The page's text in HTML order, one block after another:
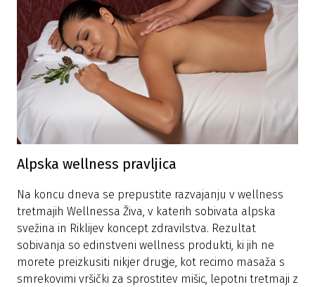
Alpska wellness pravljica
Na koncu dneva se prepustite razvajanju v wellness
tretmajih Wellnessa Živa, v katerih sobivata alpska
svežina in Riklijev koncept zdravilstva. Rezultat
sobivanja so edinstveni wellness produkti, ki jih ne
morete preizkusiti nikjer drugje, kot recimo masaža s
smrekovimi vršički za sprostitev mišic, lepotni tretmaji z